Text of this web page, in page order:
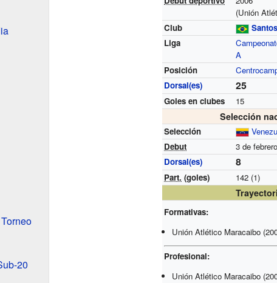
(Unión
Club
Liga
A
Posición
Dorsal(es)
25
Goles en clubes 15
Selección
Selección
Debut
3 de
Dorsal(es)
8
Part. (goles) 142 (1)
Formativas:
Unión Atlético Maracaibo
Profesional:
Unión Atlético Maracaibo
20